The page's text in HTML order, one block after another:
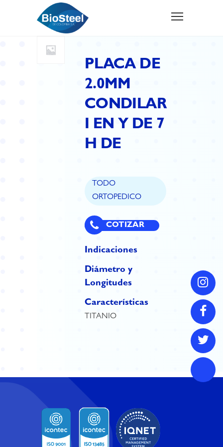
PLACA DE
2.0MM
CONDILAR
I EN Y DE 7
H DE
TODO
ORTOPEDICO
COTIZAR
Indicaciones
Diámetro y
Longitudes
Características
TITANIO